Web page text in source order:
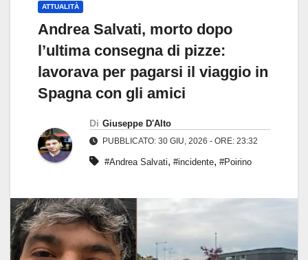
ATTUALITÀ
Andrea Salvati, morto dopo
l’ultima consegna di pizze:
lavorava per pagarsi il viaggio in
Spagna con gli amici
Di Giuseppe D'Alto
PUBBLICATO: 30 GIU, 2026 - ORE: 23:32
#Andrea Salvati, #incidente, #Poirino